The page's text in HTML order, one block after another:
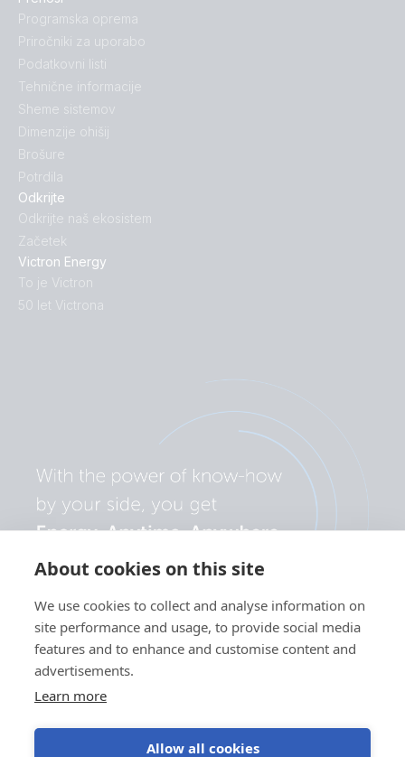
About cookies on this site
We use cookies to collect and analyse information on
site performance and usage, to provide social media
features and to enhance and customise content and
advertisements.
Learn more
Allow all cookies
Odkrijte
Odkrijte naš ekosistem
Začetek
Victron Energy
To je Victron
50 let Victrona
Programska oprema
Priročniki za uporabo
Podatkovni listi
Tehnične informacije
Sheme sistemov
Dimenzije ohišij
Brošure
Potrdila